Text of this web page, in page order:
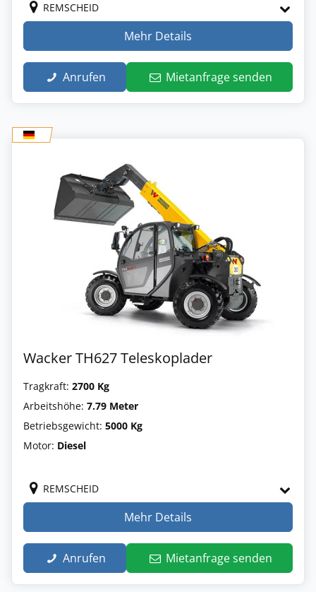
REMSCHEID
Mehr Details
Anrufen Mietanfrage senden
Wacker TH627 Teleskoplader
Tragkraft: 2700 Kg
Arbeitshöhe: 7.79 Meter
Betriebsgewicht: 5000 Kg
Motor: Diesel
REMSCHEID
Mehr Details
Anrufen Mietanfrage senden